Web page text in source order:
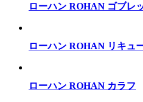
ローハン ROHAN ゴブレ
ローハン ROHAN リキュ
ローハン ROHAN カラフ